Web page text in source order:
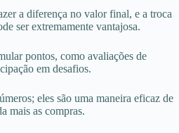
a diferença no valor final, e a troca
ser extremamente vantajosa.
pontos, como avaliações de
em desafios.
eles são uma maneira eficaz de
mais as compras.